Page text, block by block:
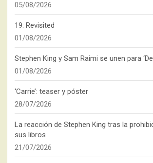
05/08/2026
19: Revisited
01/08/2026
Stephen King y Sam Raimi se unen para
01/08/2026
‘Carrie’: teaser y póster
28/07/2026
La reacción de Stephen King tras la
sus libros
21/07/2026